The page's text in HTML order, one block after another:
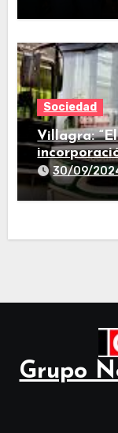
Sociedad
Villagra:
para 2025″
30/09/
Grupo